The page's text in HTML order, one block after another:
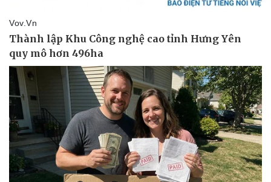
Thể thao
Ô tô - Xe máy